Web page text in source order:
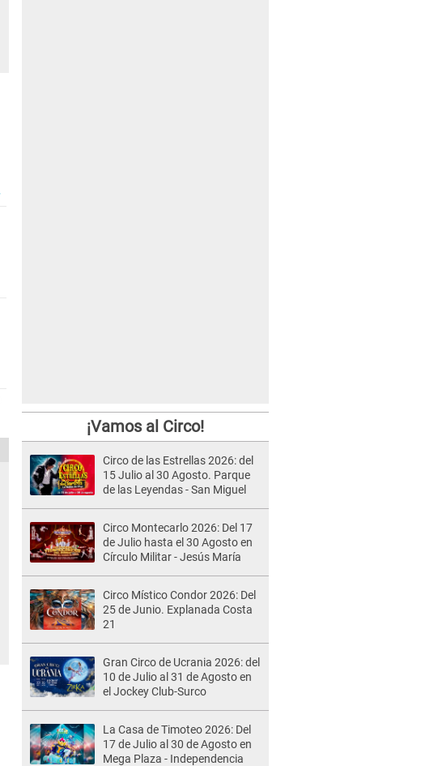
¡Vamos al Circo!
Circo de las Estrellas 2026: del
15 Julio al 30 Agosto. Parque
de las Leyendas - San Miguel
Circo Montecarlo 2026: Del 17
de Julio hasta el 30 Agosto en
Círculo Militar - Jesús María
Circo Místico Condor 2026: Del
25 de Junio. Explanada Costa
21
Gran Circo de Ucrania 2026: del
10 de Julio al 31 de Agosto en
el Jockey Club-Surco
La Casa de Timoteo 2026: Del
17 de Julio al 30 de Agosto en
Mega Plaza - Independencia